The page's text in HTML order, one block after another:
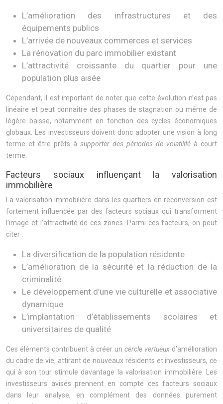
L’amélioration des infrastructures et des
équipements publics
L’arrivée de nouveaux commerces et services
La rénovation du parc immobilier existant
L’attractivité croissante du quartier pour une
population plus aisée
Cependant, il est important de noter que cette évolution n’est pas
linéaire et peut connaître des phases de stagnation ou même de
légère baisse, notamment en fonction des cycles économiques
globaux. Les investisseurs doivent donc adopter une vision à long
terme et être prêts à supporter des périodes de volatilité à court
terme.
Facteurs sociaux influençant la valorisation
immobilière
La valorisation immobilière dans les quartiers en reconversion est
fortement influencée par des facteurs sociaux qui transforment
l’image et l’attractivité de ces zones. Parmi ces facteurs, on peut
citer :
La diversification de la population résidente
L’amélioration de la sécurité et la réduction de la
criminalité
Le développement d’une vie culturelle et associative
dynamique
L’implantation d’établissements scolaires et
universitaires de qualité
Ces éléments contribuent à créer un cercle vertueux d’amélioration
du cadre de vie, attirant de nouveaux résidents et investisseurs, ce
qui à son tour stimule davantage la valorisation immobilière. Les
investisseurs avisés prennent en compte ces facteurs sociaux
dans leur analyse, en complément des données purement